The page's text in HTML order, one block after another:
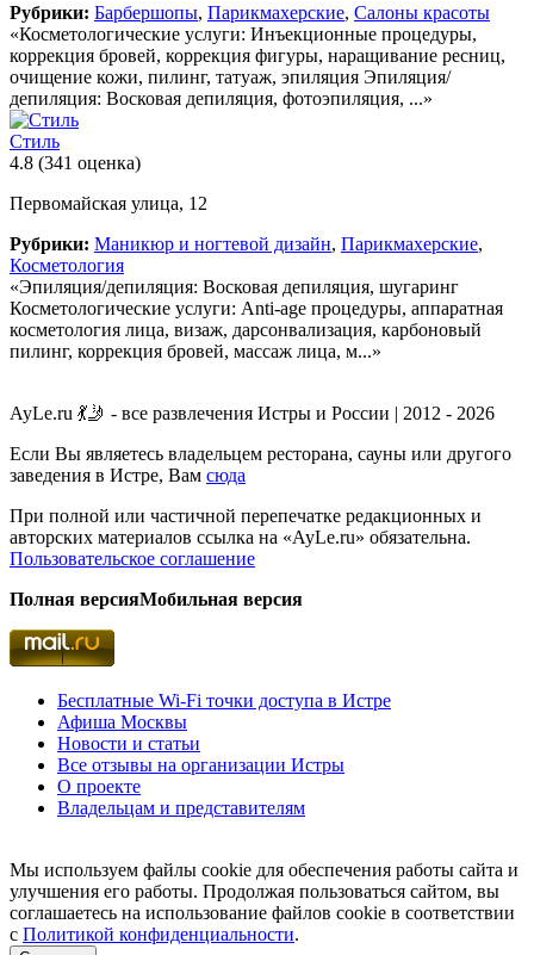
Рубрики: Барбершопы, Парикмахерские, Салоны красоты
«Косметологические услуги: Инъекционные процедуры,
коррекция бровей, коррекция фигуры, наращивание ресниц,
очищение кожи, пилинг, татуаж, эпиляция Эпиляция/
депиляция: Восковая депиляция, фотоэпиляция, ...»
Стиль
4.8 (341 оценка)
Первомайская улица, 12
Рубрики: Маникюр и ногтевой дизайн, Парикмахерские,
Косметология
«Эпиляция/депиляция: Восковая депиляция, шугаринг
Косметологические услуги: Anti-age процедуры, аппаратная
косметология лица, визаж, дарсонвализация, карбоновый
пилинг, коррекция бровей, массаж лица, м...»
AyLe.ru 💃🤳 - все развлечения Истры и России | 2012 - 2026
Если Вы являетесь владельцем ресторана, сауны или другого
заведения в Истре, Вам сюда
При полной или частичной перепечатке редакционных и
авторских материалов ссылка на «AyLe.ru» обязательна.
Пользовательское соглашение
Полная версияМобильная версия
Бесплатные Wi-Fi точки доступа в Истре
Афиша Москвы
Новости и статьи
Все отзывы на организации Истры
О проекте
Владельцам и представителям
Мы используем файлы cookie для обеспечения работы сайта и
улучшения его работы. Продолжая пользоваться сайтом, вы
соглашаетесь на использование файлов cookie в соответствии
с Политикой конфиденциальности.